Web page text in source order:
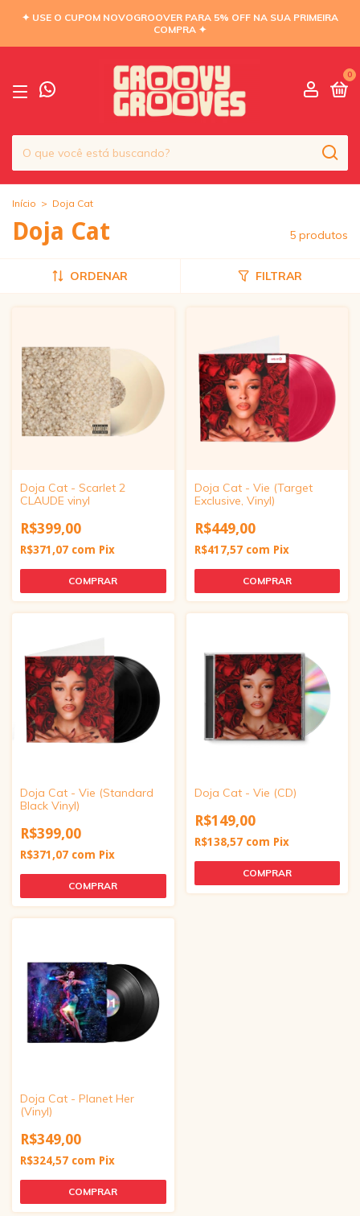
✦ USE O CUPOM NOVOGROOVER PARA 5% OFF NA SUA PRIMEIRA
COMPRA ✦
0
Início > Doja Cat
Doja Cat 5 produtos
ORDENAR FILTRAR
Doja Cat - Scarlet 2
CLAUDE vinyl
R$399,00
R$371,07 com Pix
Doja Cat - Vie (Target
Exclusive, Vinyl)
R$449,00
R$417,57 com Pix
Doja Cat - Vie (Standard
Black Vinyl)
R$399,00
R$371,07 com Pix
Doja Cat - Vie (CD)
R$149,00
R$138,57 com Pix
Doja Cat - Planet Her
(Vinyl)
R$349,00
R$324,57 com Pix